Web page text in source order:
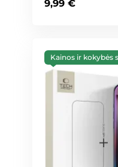
9,99 €
Kainos ir kokybės